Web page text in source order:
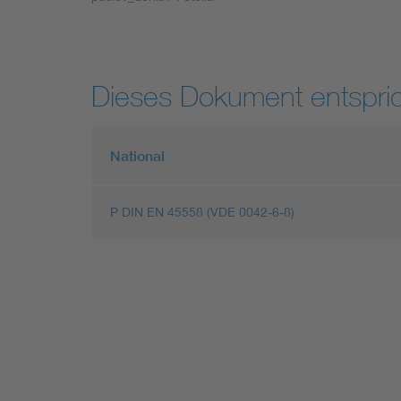
Dieses Dokument
National
P DIN EN 45558 (VDE 0042-6-8)